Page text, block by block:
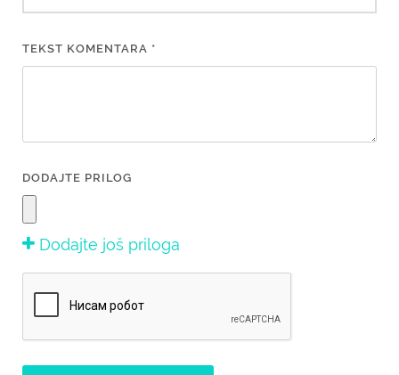
TEKST KOMENTARA *
DODAJTE PRILOG
Dodajte još priloga